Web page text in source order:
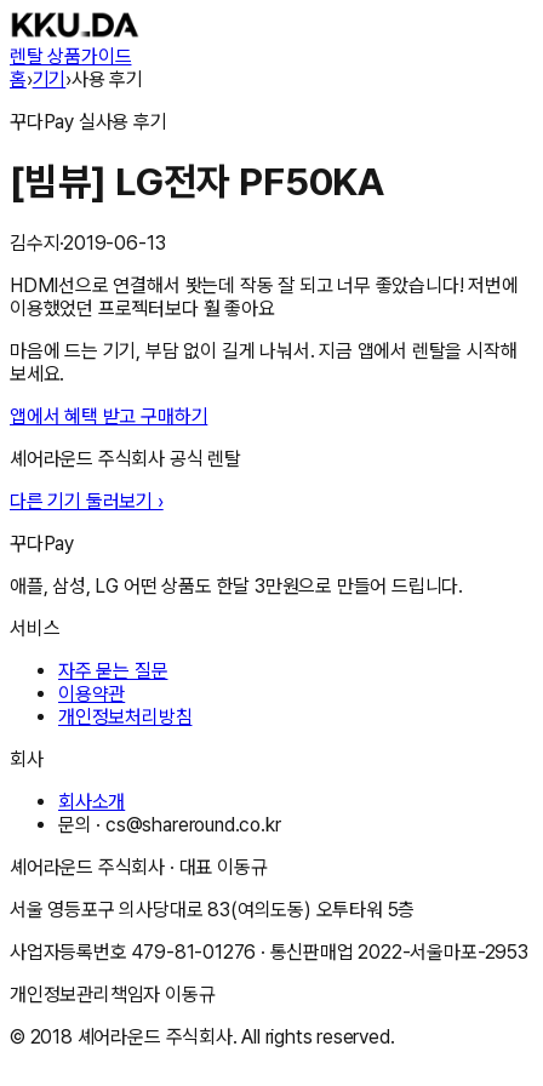
렌탈 상품가이드
홈›기기›사용 후기
꾸다Pay 실사용 후기
[빔뷰] LG전자 PF50KA
김수지·2019-06-13
HDMI선으로 연결해서 봣는데 작동 잘 되고 너무 좋았습니다! 저번에
이용했었던 프로젝터보다 훨 좋아요
마음에 드는 기기, 부담 없이 길게 나눠서. 지금 앱에서 렌탈을 시작해
보세요.
앱에서 혜택 받고 구매하기
셰어라운드 주식회사 공식 렌탈
다른 기기 둘러보기 ›
꾸다Pay
애플, 삼성, LG 어떤 상품도 한달 3만원으로 만들어 드립니다.
서비스
자주 묻는 질문
이용약관
개인정보처리방침
회사
회사소개
문의 ·cs@shareround.co.kr
셰어라운드 주식회사 · 대표 이동규
서울 영등포구 의사당대로 83(여의도동) 오투타워 5층
사업자등록번호 479-81-01276 · 통신판매업2022-서울마포-2953
개인정보관리책임자 이동규
© 2018 셰어라운드 주식회사. All rights reserved.